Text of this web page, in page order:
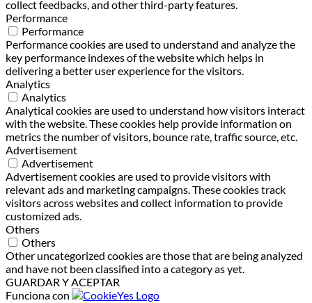
collect feedbacks, and other third-party features.
Performance
Performance
Performance cookies are used to understand and analyze the
key performance indexes of the website which helps in
delivering a better user experience for the visitors.
Analytics
Analytics
Analytical cookies are used to understand how visitors interact
with the website. These cookies help provide information on
metrics the number of visitors, bounce rate, traffic source, etc.
Advertisement
Advertisement
Advertisement cookies are used to provide visitors with
relevant ads and marketing campaigns. These cookies track
visitors across websites and collect information to provide
customized ads.
Others
Others
Other uncategorized cookies are those that are being analyzed
and have not been classified into a category as yet.
GUARDAR Y ACEPTAR
Funciona con